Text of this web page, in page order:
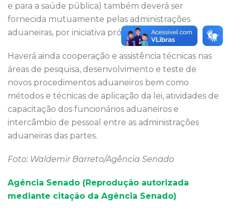
e para a saúde pública) também deverá ser
fornecida mutuamente pelas administrações
aduaneiras, por iniciativa própria ou a pedido.
Haverá ainda cooperação e assistência técnicas nas
áreas de pesquisa, desenvolvimento e teste de
novos procedimentos aduaneiros bem como
métodos e técnicas de aplicação da lei, atividades de
capacitação dos funcionários aduaneiros e
intercâmbio de pessoal entre as administrações
aduaneiras das partes.
Foto: Waldemir Barreto/Agência Senado
Agência Senado (Reprodução autorizada
mediante citação da Agência Senado)